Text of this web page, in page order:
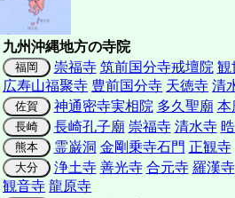
九州沖縄地方の寺院
福岡 崇福寺 筑前国分寺戒壇院 観
広寿山福聚寺 豊前国分寺 天徳寺 清
佐賀 神通密寺実相院 多久聖廟 本
長崎 長崎孔子廟 崇福寺 清水寺
熊本 霊巌洞 金剛乗寺石門 正観寺
大分 浄土寺 善光寺 合元寺 羅漢寺
観音寺 龍原寺